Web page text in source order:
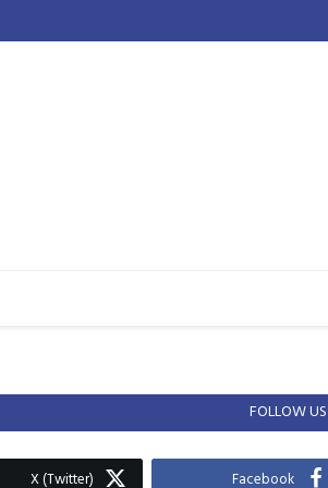
FOLLOW US
Facebook
X (Twitter)